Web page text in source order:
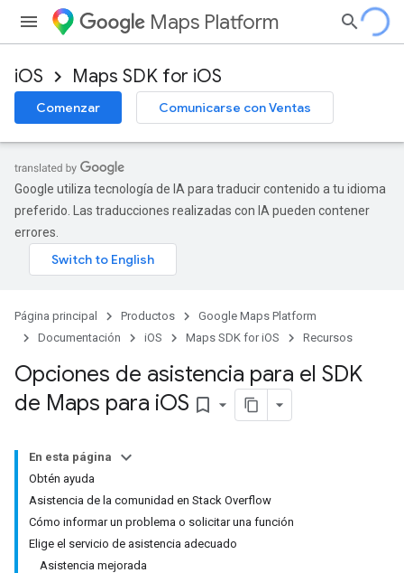
Maps Platform
iOS Maps SDK for iOS
Comenzar Comunicarse con Ventas
Google utiliza tecnología de IA para traducir contenido a tu idioma
preferido. Las traducciones realizadas con IA pueden contener
errores.
Página principal Productos
Google Maps Platform
Documentación
iOS Maps SDK for iOS Recursos
Opciones de asistencia para el SDK
de Maps para iOS bookmark_border
En esta página
Obtén ayuda
Asistencia de la comunidad en Stack Overflow
Cómo informar un problema o solicitar una función
Elige el servicio de asistencia adecuado
Asistencia mejorada